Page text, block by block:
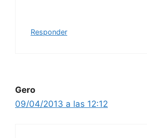
Responder
Gero
09/04/2013 a las 12:12